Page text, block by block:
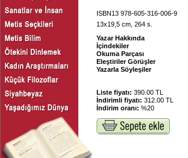
ISBN13 978-605-316-006-9
13x19,5 cm, 264 s.
Yazar Hakkında
İçindekiler
Okuma Parçası
Eleştiriler Görüşler
Yazarla Söyleşiler
Liste fiyatı: 390.00 TL
İndirimli fiyatı: 312.00 TL
İndirim oranı: %20